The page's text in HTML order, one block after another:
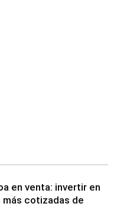
en venta: invertir en
más cotizadas de